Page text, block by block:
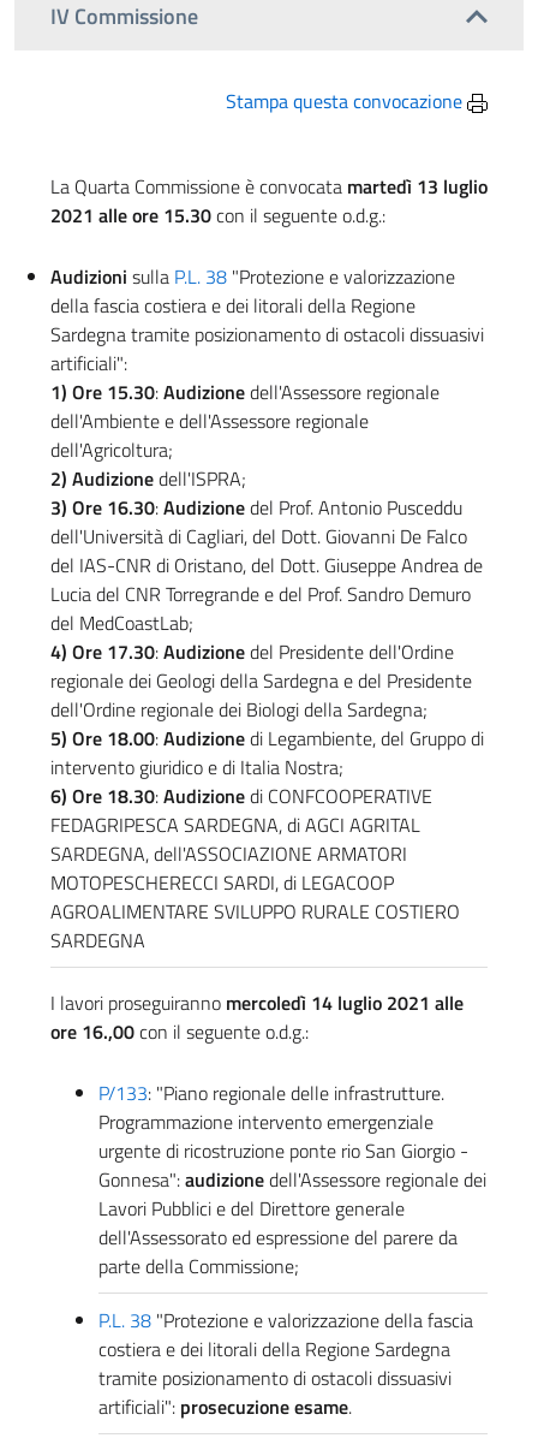
IV Commissione
Stampa questa convocazione
La Quarta Commissione è convocata martedì 13 luglio
2021 alle ore 15.30con il seguente o.d.g.:
Audizioni sulla P.L. 38 "Protezione e valorizzazione
della fascia costiera e dei litorali della Regione
Sardegna tramite posizionamento di ostacoli dissuasivi
artificiali":
1) Ore 15.30:Audizionedell'Assessore regionale
dell'Ambiente e dell'Assessore regionale
dell'Agricoltura;
2) Audizionedell'ISPRA;
3) Ore 16.30:Audizionedel Prof. Antonio Pusceddu
dell'Università di Cagliari, del Dott. Giovanni De Falco
del IAS-CNR di Oristano, del Dott. Giuseppe Andrea de
Lucia del CNR Torregrande e del Prof. Sandro Demuro
del MedCoastLab;
4) Ore 17.30:Audizionedel Presidente dell'Ordine
regionale dei Geologi della Sardegna e del Presidente
dell'Ordine regionale dei Biologi della Sardegna;
5) Ore 18.00:Audizionedi Legambiente, del Gruppo di
intervento giuridico e di Italia Nostra;
6) Ore 18.30:Audizionedi CONFCOOPERATIVE
FEDAGRIPESCA SARDEGNA, di AGCI AGRITAL
SARDEGNA, dell'ASSOCIAZIONE ARMATORI
MOTOPESCHERECCI SARDI, di LEGACOOP
AGROALIMENTARE SVILUPPO RURALE COSTIERO
SARDEGNA
I lavori proseguiranno mercoledì 14 luglio 2021 alle
ore 16.,00con il seguente o.d.g.:
P/133: "Piano regionale delle infrastrutture.
Programmazione intervento emergenziale
urgente di ricostruzione ponte rio San Giorgio -
Gonnesa":audizionedell'Assessore regionale dei
Lavori Pubblici e del Direttore generale
dell'Assessorato ed espressione del parere da
parte della Commissione;
P.L. 38 "Protezione e valorizzazione della fascia
costiera e dei litorali della Regione Sardegna
tramite posizionamento di ostacoli dissuasivi
artificiali": prosecuzione esame.